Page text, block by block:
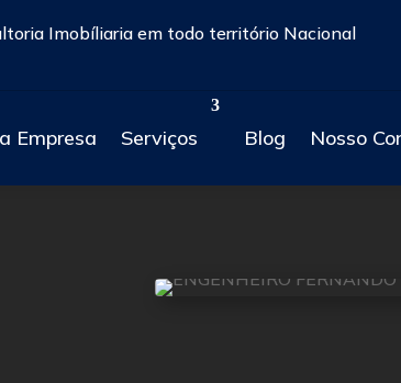
Imobíliaria em todo território Nacional
Empresa Serviços Blog Nosso